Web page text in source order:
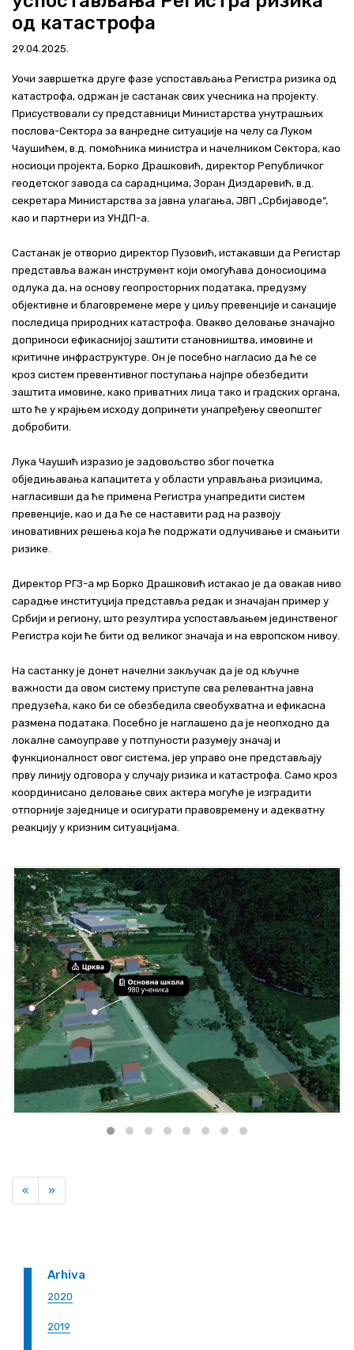
Актуелно
Контакт
+381 11 311 94 00
од катастрофа
29.04.2025.
Уочи завршетка друге фазе успостављања Регистра ризика од
катастрофа, одржан је састанак свих учесника на пројекту.
Присуствовали су представници Министарства унутрашњих
послова-Сектора за ванредне ситуације на челу са Луком
Чаушићем, в.д. помоћника министра и начелником Сектора, као
носиоци пројекта, Борко Драшковић, директор Републичког
геодетског завода са сараднцима, Зоран Диздаревић, в.д.
секретара Министарства за јавна улагања, ЈВП „Србијаводе“,
као и партнери из УНДП-а.
Састанак је отворио директор Пузовић, истакавши да Регистар
представља важан инструмент који омогућава доносиоцима
одлука да, на основу геопросторних података, предузму
објективне и благовремене мере у циљу превенције и санације
последица природних катастрофа. Овакво деловање значајно
доприноси ефикаснијој заштити становништва, имовине и
критичне инфраструктуре. Он је посебно нагласио да ће се
кроз систем превентивног поступања најпре обезбедити
заштита имовине, како приватних лица тако и градских органа,
што ће у крајњем исходу допринети унапређењу свеопштег
добробити.
Лука Чаушић изразио је задовољство због почетка
обједињавања капацитета у области управљања ризицима,
нагласивши да ће примена Регистра унапредити систем
превенције, као и да ће се наставити рад на развоју
иновативних решења која ће подржати одлучивање и смањити
ризике.
Директор РГЗ-а мр Борко Драшковић истакао је да овакав ниво
сарадње институција представља редак и значајан пример у
Србији и региону, што резултира успостављањем јединственог
Регистра који ће бити од великог значаја и на европском нивоу.
На састанку је донет начелни закључак да је од кључне
важности да овом систему приступе сва релевантна јавна
предузећа, како би се обезбедила свеобухватна и ефикасна
размена података. Посебно је наглашено да је неопходно да
локалне самоуправе у потпуности разумеју значај и
функционалност овог система, јер управо оне представљају
прву линију одговора у случају ризика и катастрофа. Само кроз
координисано деловање свих актера могуће је изградити
отпорније заједнице и осигурати правовремену и адекватну
реакцију у кризним ситуацијама.
«Previous
»
Arhiva
2020
2019